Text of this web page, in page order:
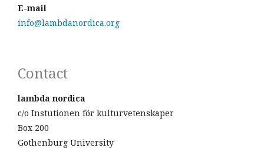
E-mail
info@lambdanordica.org
Contact
lambda nordica
c/o Instutionen för kulturvetenskaper
Box 200
Gothenburg University